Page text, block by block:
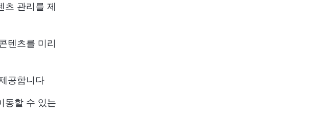
츠 관리를 제
텐츠를 미리
공합니다
동할 수 있는